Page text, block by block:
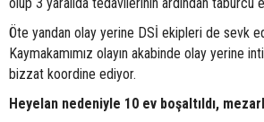
Öte yandan olay yerine DSİ ekipleri de sevk
Kaymakamımız olayın akabinde olay yerine
bizzat koordine ediyor.
Heyelan nedeniyle 10 ev boşaltıldı,